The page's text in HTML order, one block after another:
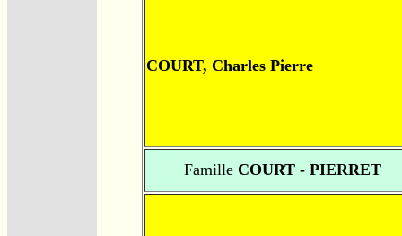
COURT, Charles Pierre
FamilleCOURT - PIERRET